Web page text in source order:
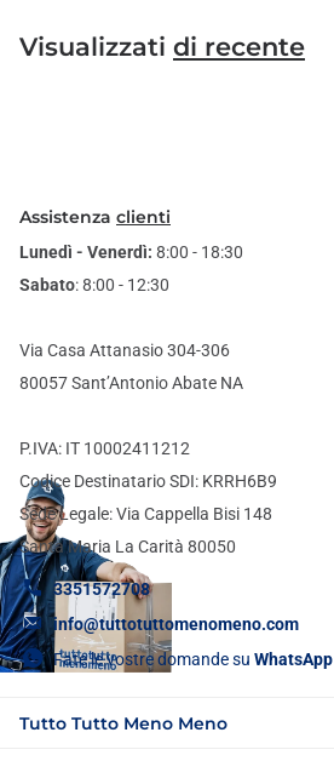
Visualizzati di recente
Assistenza clienti
Lunedì - Venerdì: 8:00 - 18:30
Sabato: 8:00 - 12:30
Via Casa Attanasio 304-306
80057 Sant’Antonio Abate NA
P.IVA: IT 10002411212
Codice Destinatario SDI: KRRH6B9
Sede Legale: Via Cappella Bisi 148
Santa Maria La Carità 80050
3351572708
info@tuttotuttomenomeno.com
Fate le vostre domande su WhatsApp
Tutto Tutto Meno Meno